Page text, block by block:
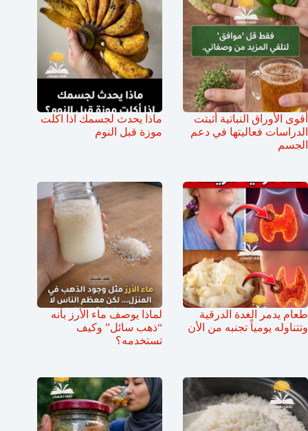
أقوى الأوراق النباتية أثبتت
الدراسات فعاليتها في دعم
الجسم
ماذا يحدث لجسمك اذا اكلت
موزة قبل النوم
طعام يدمر الغدة الدرقية
وتتناوله يومياً تجنبه من الأن
لماذا يوصف ماء الأرز بأنه
“ذهب سائل” وكيف
تستخدمه؟